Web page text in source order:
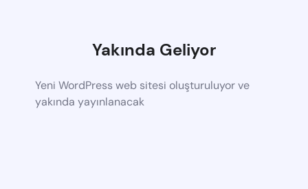
Yakında Geliyor
Yeni WordPress web sitesi oluşturuluyor ve
yakında yayınlanacak